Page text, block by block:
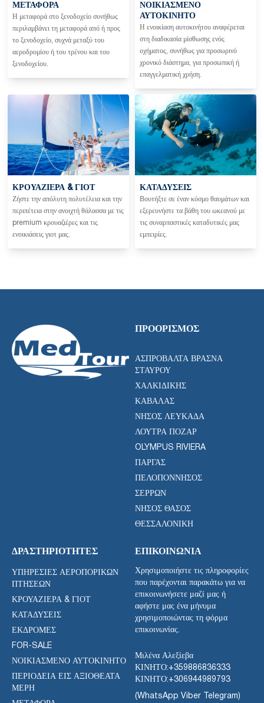
ΜΕΤΑΦΟΡΑ
Η μεταφορά στο ξενοδοχείο συνήθως
περιλαμβάνει τη μεταφορά από ή προς
το ξενοδοχείο, συχνά μεταξύ του
αεροδρομίου ή του τρένου και του
ξενοδοχείου.
ΝΟΙΚΙΑΣΜΈΝΟ
ΑΥΤΟΚΊΝΗΤΟ
Η ενοικίαση αυτοκινήτου αναφέρεται
στη διαδικασία μίσθωσης ενός
οχήματος, συνήθως για προσωρινό
χρονικό διάστημα, για προσωπική ή
επαγγελματική χρήση.
ΚΡΟΥΑΖΙΈΡΑ & ΓΙΟΤ
Ζήστε την απόλυτη πολυτέλεια και την
περιπέτεια στην ανοιχτή θάλασσα με τις
premium κρουαζιέρες και τις
ενοικιάσεις γιοτ μας.
ΚΑΤΑΔΎΣΕΙΣ
Βουτήξτε σε έναν κόσμο θαυμάτων και
εξερευνήστε τα βάθη του ωκεανού με
τις συναρπαστικές καταδυτικές μας
εμπειρίες.
ΠΡΟΟΡΙΣΜΌΣ
ΑΣΠΡΟΒΆΛΤΑ ΒΡΑΣΝΆ
ΣΤΑΥΡΟΎ
ΧΑΛΚΙΔΙΚΉΣ
ΚΑΒΆΛΑΣ
ΝΉΣΟΣ ΛΕΥΚΆΔΑ
ΛΟΥΤΡΆ ΠΌΖΑΡ
OLYMPUS RIVIERA
ΠΆΡΓΑΣ
ΠΕΛΟΠΌΝΝΗΣΟΣ
ΣΕΡΡΏΝ
ΝΉΣΟΣ ΘΆΣΟΣ
ΘΕΣΣΑΛΟΝΊΚΗ
ΔΡΑΣΤΗΡΙΌΤΗΤΕΣ
ΥΠΗΡΕΣΊΕΣ ΑΕΡΟΠΟΡΙΚΏΝ
ΠΤΉΣΕΩΝ
ΚΡΟΥΑΖΙΈΡΑ & ΓΙΟΤ
ΚΑΤΑΔΎΣΕΙΣ
ΕΚΔΡΟΜΈΣ
FOR-SALE
ΝΟΙΚΙΑΣΜΈΝΟ ΑΥΤΟΚΊΝΗΤΟ
ΠΕΡΙΟΔΕΊΑ ΕΙΣ ΑΞΙΟΘΈΑΤΑ
ΜΈΡΗ
ΕΠΙΚΟΙΝΩΝΊΑ
Χρησιμοποιήστε τις πληροφορίες
που παρέχονται παρακάτω για να
επικοινωνήσετε μαζί μας ή
αφήστε μας ένα μήνυμα
χρησιμοποιώντας τη φόρμα
επικοινωνίας.
Μιλένα Αλεξίεβα
ΚΙΝΗΤΟ:+359886836333
ΚΙΝΗΤΟ:+306944989793
(WhatsApp Viber Telegram)